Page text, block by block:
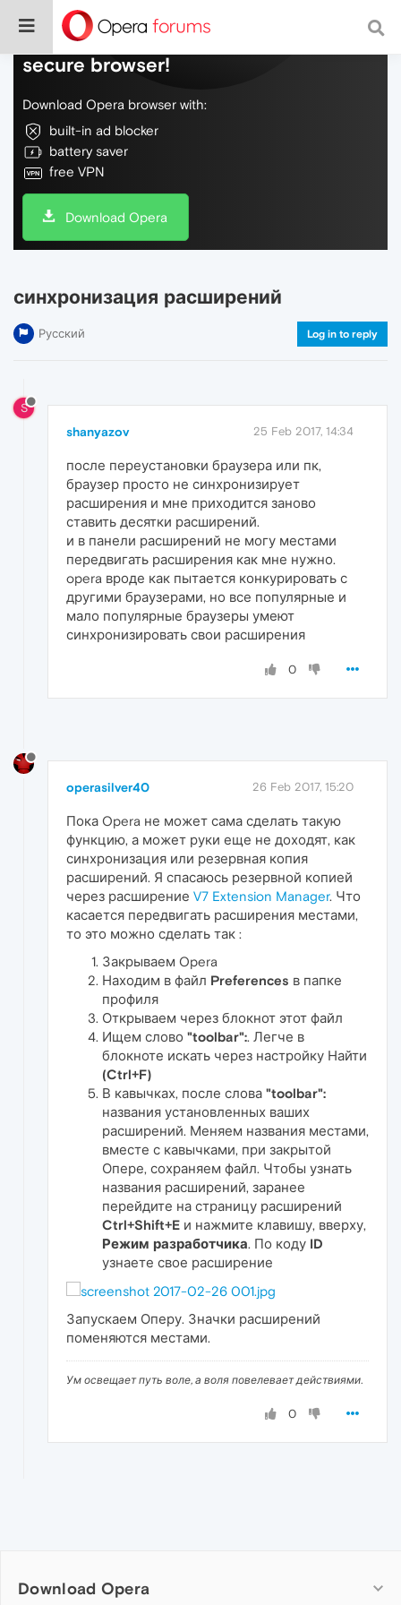
Do more on the web, with a fast and
secure browser!
Download Opera browser with:
built-in ad blocker
battery saver
free VPN
Download Opera
синхронизация расширений
Русский Log in to reply
S
shanyazov 25 Feb 2017, 14:34
после переустановки браузера или пк,
браузер просто не синхронизирует
расширения и мне приходится заново
ставить десятки расширений.
и в панели расширений не могу местами
передвигать расширения как мне нужно.
opera вроде как пытается конкурировать с
другими браузерами, но все популярные и
мало популярные браузеры умеют
синхронизировать свои расширения
0
operasilver40 26 Feb 2017, 15:20
Пока Opera не может сама сделать такую
функцию, а может руки еще не доходят, как
синхронизация или резервная копия
расширений. Я спасаюсь резервной копией
через расширение V7 Extension Manager. Что
касается передвигать расширения местами,
то это можно сделать так :
Закрываем Opera
Находим в файл Preferences в папке
профиля
Открываем через блокнот этот файл
Ищем слово "toolbar":. Легче в
блокноте искать через настройку Найти
(Ctrl+F)
В кавычках, после слова "toolbar":
названия установленных ваших
расширений. Меняем названия местами,
вместе с кавычками, при закрытой
Опере, сохраняем файл. Чтобы узнать
названия расширений, заранее
перейдите на страницу расширений
Ctrl+Shift+E и нажмите клавишу, вверху,
Режим разработчика. По коду ID
узнаете свое расширение
Запускаем Оперу. Значки расширений
поменяются местами.
Ум освещает путь воле, а воля повелевает действиями.
0
Download Opera